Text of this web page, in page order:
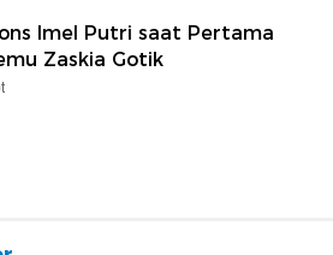
Imel Putri saat Pertama
Zaskia Gotik